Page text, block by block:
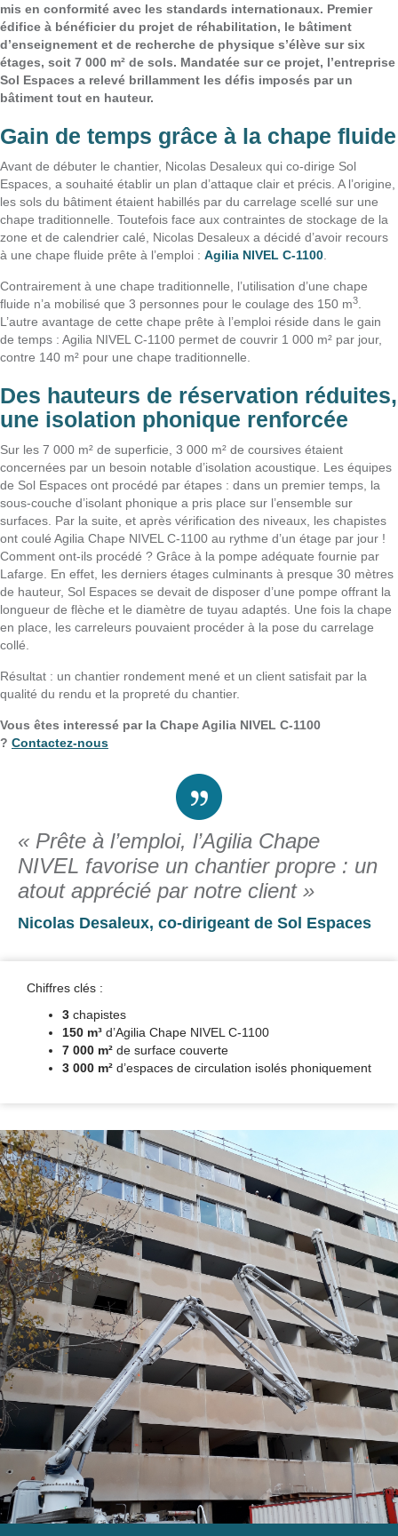
mis en conformité avec les standards internationaux. Premier
édifice à bénéficier du projet de réhabilitation, le bâtiment
d’enseignement et de recherche de physique s’élève sur six
étages, soit 7 000 m² de sols. Mandatée sur ce projet, l’entreprise
Sol Espaces a relevé brillamment les défis imposés par un
bâtiment tout en hauteur.
Gain de temps grâce à la chape fluide
Avant de débuter le chantier, Nicolas Desaleux qui co-dirige Sol
Espaces, a souhaité établir un plan d’attaque clair et précis. A l’origine,
les sols du bâtiment étaient habillés par du carrelage scellé sur une
chape traditionnelle. Toutefois face aux contraintes de stockage de la
zone et de calendrier calé, Nicolas Desaleux a décidé d’avoir recours
à une chape fluide prête à l’emploi : Agilia NIVEL C-1100
Contrairement à une chape traditionnelle, l’utilisation d’une chape
fluide n’a mobilisé que 3 personnes pour le coulage des 150 m3
L’autre avantage de cette chape prête à l’emploi réside dans le gain
de temps : Agilia NIVEL C-1100 permet de couvrir 1 000 m² par jour,
contre 140 m² pour une chape traditionnelle.
Des hauteurs de réservation réduites,
une isolation phonique renforcée
Sur les 7 000 m² de superficie, 3 000 m² de coursives étaient
concernées par un besoin notable d’isolation acoustique. Les équipes
de Sol Espaces ont procédé par étapes : dans un premier temps, la
sous-couche d’isolant phonique a pris place sur l’ensemble sur
surfaces. Par la suite, et après vérification des niveaux, les chapistes
ont coulé Agilia Chape NIVEL C-1100 au rythme d’un étage par jour !
Comment ont-ils procédé ? Grâce à la pompe adéquate fournie par
Lafarge. En effet, les derniers étages culminants à presque 30 mètres
de hauteur, Sol Espaces se devait de disposer d’une pompe offrant la
longueur de flèche et le diamètre de tuyau adaptés. Une fois la chape
en place, les carreleurs pouvaient procéder à la pose du carrelage
collé.
Résultat : un chantier rondement mené et un client satisfait par la
qualité du rendu et la propreté du chantier.
Vous êtes interessé par la Chape Agilia NIVEL C-1100
? Contactez-nous
« Prête à l’emploi, l’Agilia Chape
NIVEL favorise un chantier propre : un
atout apprécié par notre client »
Nicolas Desaleux, co-dirigeant de Sol Espaces
Chiffres clés :
3 chapistes
150 m³ d’Agilia Chape NIVEL C-1100
7 000 m² de surface couverte
3 000 m² d’espaces de circulation isolés phoniquement